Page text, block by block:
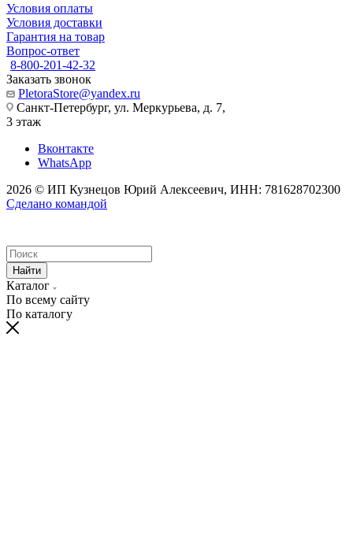
Условия оплаты
Условия доставки
Гарантия на товар
Вопрос-ответ
8-800-201-42-32
Заказать звонок
PletoraStore@yandex.ru
Санкт-Петербург, ул. Меркурьева, д. 7,
3 этаж
Вконтакте
WhatsApp
2026 © ИП Кузнецов Юрий Алексеевич, ИНН: 781628702300
Сделано командой
Найти
Каталог
По всему сайту
По каталогу